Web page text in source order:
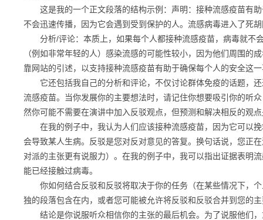
这是我的一个正文段落的结构示例：声明：接种流感疫苗有助
不会迅速传播，因为它会遇到受到保护的人。流感病毒进入了死
分析/评论：本质上，如果每个人都接种流感疫苗，病毒就不
（例如非常年轻的人）感染流感的可能性较小，因为他们周围
靠网站的引述，以支持接种流感疫苗有助于确保每个人的安全这
它还包括我自己的分析和评论，不仅讨论群体免疫的话题，还
流感疫苗。当你发展你的主要想法时，请记住你想要吸引你的听
然你可能不需要在演讲中加入反驳观点，但预测和解决相反的观
在我的例子中，我认为人们应该接种流感疫苗，因为它可以挽
会导致某人生病。反驳是您对反对意见的答复。换句话说，您正
对派的主张更有说服力）。在我的例子中，我可以指出证据表明
能已经接触过病毒。
你如何结合反驳和反驳将取决于你的任务（在某些情况下，个
独的段落包含在内，或者您可能被允许将反驳和反驳合并到您的
结论是你说服听众相信你的主张的最后机会。为了说服他们，